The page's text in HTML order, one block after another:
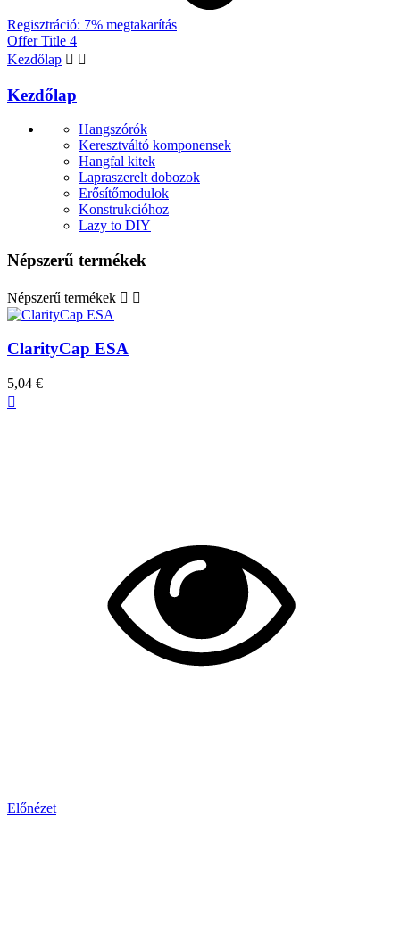
Regisztráció: 7% megtakarítás
Offer Title 4
Kezdőlap  
Kezdőlap
Hangszórók
Keresztváltó komponensek
Hangfal kitek
Lapraszerelt dobozok
Erősítőmodulok
Konstrukcióhoz
Lazy to DIY
Népszerű termékek
Népszerű termékek  
ClarityCap ESA
5,04 €

Előnézet